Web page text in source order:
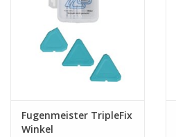
Fugenmeister TripleFix
Winkel